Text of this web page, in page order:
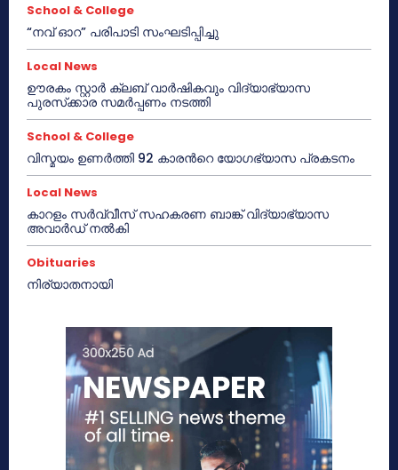
School & College
“നവ് ഓറ” പരിപാടി സംഘടിപ്പിച്ചു
Local News
ഊരകം സ്റ്റാർ ക്ലബ് വാർഷികവും വിദ്യാഭ്യാസ
പുരസ്‌ക്കാര സമർപ്പണം നടത്തി
School & College
വിസ്മയം ഉണർത്തി 92 കാരൻറെ യോഗഭ്യാസ പ്രകടനം
Local News
കാറളം സർവ്വീസ് സഹകരണ ബാങ്ക് വിദ്യാഭ്യാസ
അവാർഡ് നൽകി
Obituaries
നിര്യാതനായി